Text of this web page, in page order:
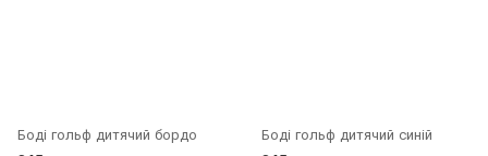
Боді гольф дитячий бордо Боді гольф дитячий синій